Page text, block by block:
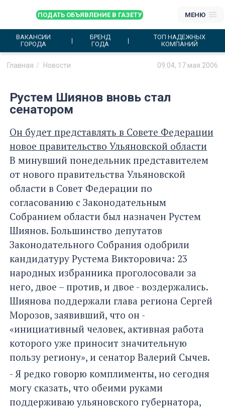
ПОДАТЬ ОБЪЯВЛЕНИЕ В ГАЗЕТУ МЕНЮ
ВАКАНСИИ
ГОРОДА
БРЕНД
ГОДА
ТОП НАДЕЖНЫХ
КОМПАНИЙ
Главная Новости 09:04, 17 мая 2006
Рустем Шиянов вновь стал
сенатором
Он будет представлять в Совете Федерации
новое правительство Ульяновской области
В минувший понедельник представителем
от нового правительства Ульяновской
области в Совет Федерации по
согласованию с Законодательным
Собранием области был назначен Рустем
Шиянов. Большинство депутатов
Законодательного Собрания одобрили
кандидатуру Рустема Викторовича: 23
народных избранника проголосовали за
него, двое – против, и двое - воздержались.
Шиянова поддержали глава региона Сергей
Морозов, заявивший, что он -
«инициативный человек, активная работа
которого уже приносит значительную
пользу региону», и сенатор Валерий Сычев.
- Я редко говорю комплименты, но сегодня
могу сказать, что обеими руками
поддерживаю ульяновского губернатора,